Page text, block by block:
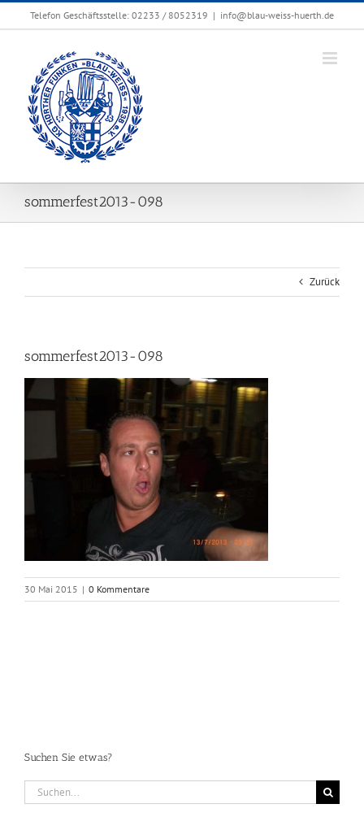
Zum
Telefon Geschäftsstelle: 02233 / 8052319 | info@blau-weiss-huerth.de
sommerfest2013-098
Zurück
sommerfest2013-098
30 Mai 2015 | 0 Kommentare
Suchen Sie etwas?
Suche
nach: